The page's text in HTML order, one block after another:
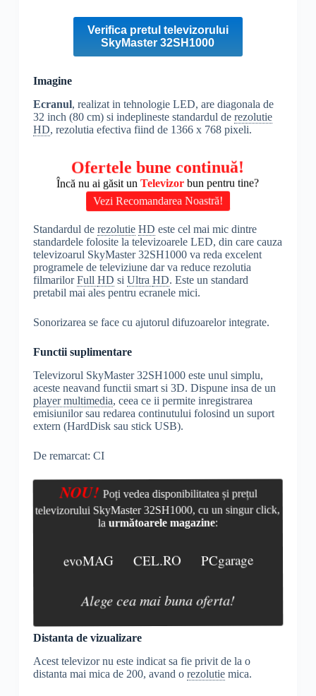
Verifica pretul televizorului
SkyMaster 32SH1000
Imagine
Ecranul, realizat in tehnologie LED, are diagonala de
32 inch (80 cm) si indeplineste standardul de rezolutie
HD, rezolutia efectiva fiind de 1366 x 768 pixeli.
Ofertele bune continuă!
Încă nu ai găsit unTelevizorbun pentru tine?
Vezi Recomandarea Noastră!
Standardul de rezolutie HD este cel mai mic dintre
standardele folosite la televizoarele LED, din care cauza
televizoarul SkyMaster 32SH1000 va reda excelent
programele de televiziune dar va reduce rezolutia
filmarilorFull HD si Ultra HD. Este un standard
pretabil mai ales pentru ecranele mici.
Sonorizarea se face cu ajutorul difuzoarelor integrate.
Functii suplimentare
Televizorul SkyMaster 32SH1000 este unul simplu,
aceste neavand functii smart si 3D. Dispune insa de un
player multimedia, ceea ce ii permite inregistrarea
emisiunilor sau redarea continutului folosind un suport
extern (HardDisk sau stick USB).
De remarcat: CI
NOU! Poți vedea disponibilitatea și prețul
televizorului SkyMaster 32SH1000, cu un singur click,
la următoarele magazine:
evoMAG CEL.RO PCgarage
Alege cea mai buna oferta!
Distanta de vizualizare
Acest televizor nu este indicat sa fie privit de la o
distanta mai mica de 200, avand o rezolutiemica.